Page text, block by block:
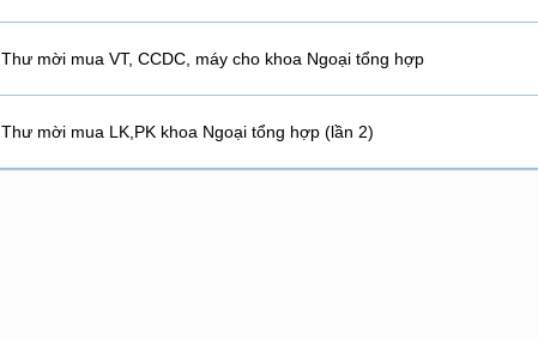
Thư mời mua VT, CCDC, máy cho khoa Ngoại tổng hợp
Thư mời mua LK,PK khoa Ngoại tổng hợp (lần 2)